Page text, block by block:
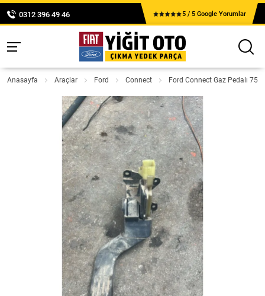
0312 396 49 46 5 / 5 Google Yorumlar
Anasayfa Araçlar Ford Connect Ford Connect Gaz Pedalı